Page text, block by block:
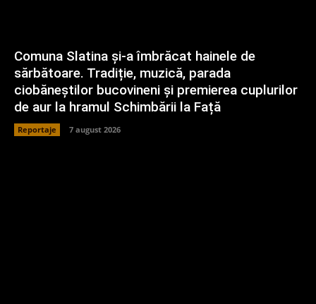
Comuna Slatina și-a îmbrăcat hainele de
sărbătoare. Tradiție, muzică, parada
ciobăneștilor bucovineni și premierea cuplurilor
de aur la hramul Schimbării la Față
Reportaje 7 august 2026